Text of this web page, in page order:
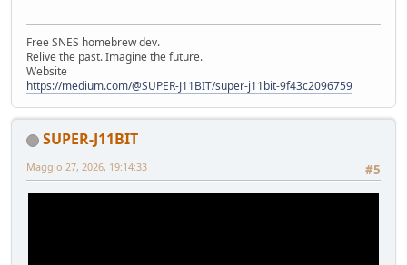
Free SNES homebrew dev.
Relive the past. Imagine the future.
Website
https://medium.com/@SUPER-J11BIT/super-j11bit-9f43c2096759
SUPER-J11BIT
#5
Maggio 27, 2026, 19:14:33